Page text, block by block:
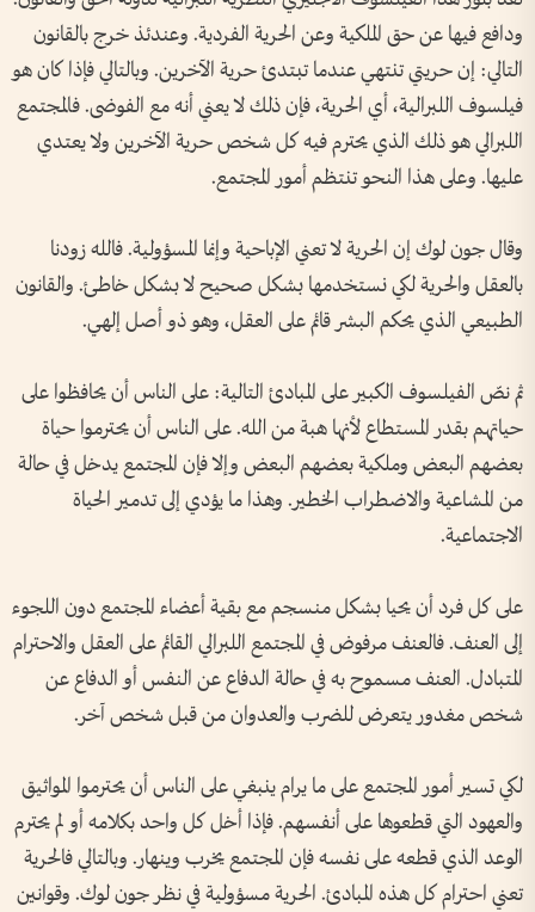
ودافع فيها عن حق الملكية وعن الحرية الفردية. وعندئذ خرج بالقانون
التالي: إن حريتي تنتهي عندما تبتدئ حرية الآخرين. وبالتالي فإذا كان هو
فيلسوف اللبرالية، أي الحرية، فإن ذلك لا يعني أنه مع الفوضى. فالمجتمع
اللبرالي هو ذلك الذي يحترم فيه كل شخص حرية الآخرين ولا يعتدي
عليها. وعلى هذا النحو تنتظم أمور المجتمع.
وقال جون لوك إن الحرية لا تعني الإباحية وإنما المسؤولية. فالله زودنا
بالعقل والحرية لكي نستخدمها بشكل صحيح لا بشكل خاطئ. والقانون
الطبيعي الذي يحكم البشر قائم على العقل، وهو ذو أصل إلهي.
ثم نصّ الفيلسوف الكبير على المبادئ التالية: على الناس أن يحافظوا على
حياتهم بقدر المستطاع لأنها هبة من الله. على الناس أن يحترموا حياة
بعضهم البعض وملكية بعضهم البعض وإلا فإن المجتمع يدخل في حالة
من المشاعية والاضطراب الخطير. وهذا ما يؤدي إلى تدمير الحياة
الاجتماعية.
على كل فرد أن يحيا بشكل منسجم مع بقية أعضاء المجتمع دون اللجوء
إلى العنف. فالعنف مرفوض في المجتمع اللبرالي القائم على العقل والاحترام
المتبادل. العنف مسموح به في حالة الدفاع عن النفس أو الدفاع عن
شخص مغدور يتعرض للضرب والعدوان من قبل شخص آخر.
لكي تسير أمور المجتمع على ما يرام ينبغي على الناس أن يحترموا المواثيق
والعهود التي قطعوها على أنفسهم. فإذا أخل كل واحد بكلامه أو لم يحترم
الوعد الذي قطعه على نفسه فإن المجتمع يخرب وينهار. وبالتالي فالحرية
تعني احترام كل هذه المبادئ. الحرية مسؤولية في نظر جون لوك. وقوانين